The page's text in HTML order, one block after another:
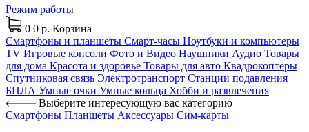
Режим работы
0 0 р. Корзина
Смартфоны и планшеты Смарт-часы Ноутбуки и компьютеры
TV Игровые консоли Фото и Видео Наушники Аудио Товары
для дома Красота и здоровье Товары для авто Квадрокоптеры
Спутниковая связь Электротранспорт Станции подавления
БПЛА Умные очки Умные кольца Хобби и развлечения
Выберите интересующую вас категорию
Смартфоны Планшеты Аксессуары Сим-карты